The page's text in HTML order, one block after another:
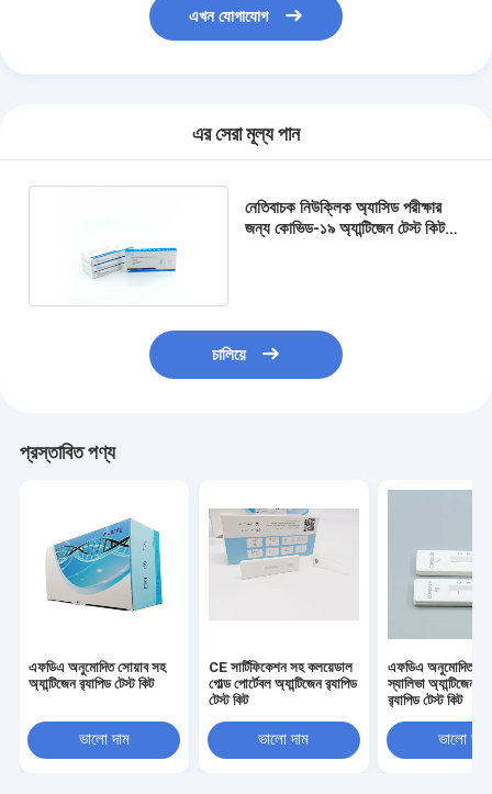
এখন যোগাযোগ
এর সেরা মূল্য পান
নেতিবাচক নিউক্লিক অ্যাসিড পরীক্ষার
জন্য কোভিড-১৯ অ্যান্টিজেন টেস্ট কিট
চালিয়ে
প্রস্তাবিত পণ্য
এফডিএ অনুমোদিত সোয়াব সহ
অ্যান্টিজেন র‌্যাপিড টেস্ট কিট
ভালো দাম
CE সার্টিফিকেশন সহ কলয়েডাল
গোল্ড পোর্টেবল অ্যান্টিজেন র‌্যাপিড
টেস্ট কিট
ভালো দাম
এফডিএ অনুমোদিত
স্যালিভা অ্যান্টিজেন
র‌্যাপিড টেস্ট কিট
ভালো দাম